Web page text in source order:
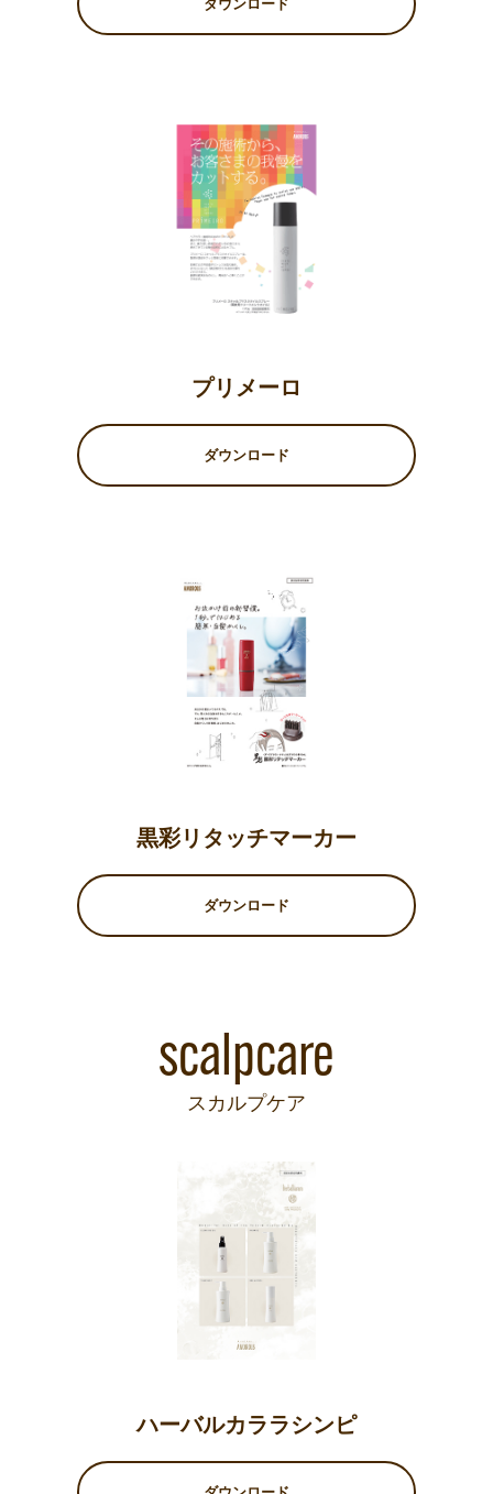
ダウンロード
プリメーロ
ダウンロード
黒彩リタッチマーカー
ダウンロード
scalpcare
スカルプケア
ハーバルカララシンピ